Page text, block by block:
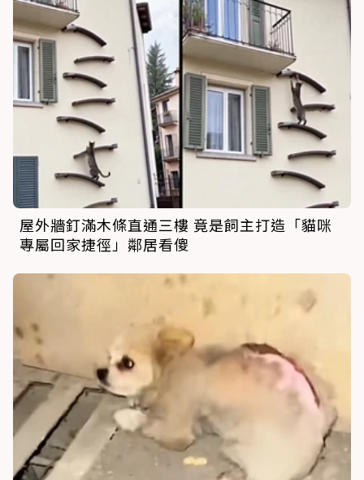
屋外牆釘滿木條直通三樓 竟是飼主打造「貓咪
專屬回家捷徑」鄰居看傻